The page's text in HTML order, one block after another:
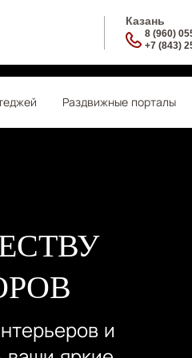
Казань
8 (960)
+7 (843)
Раздвижные порталы
и